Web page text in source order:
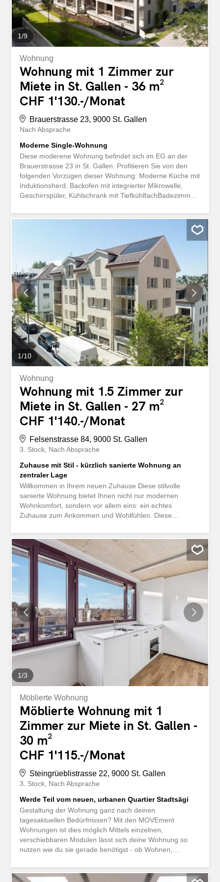
1/9
Wohnung
Wohnung mit 1 Zimmer zur
Miete in St. Gallen - 36 m²
CHF 1'130.-/Monat
Brauerstrasse 23, 9000 St. Gallen
Nach Absprache
Moderne Single-Wohnung
Diese moderene Wohnung befindet sich im EG an der
Brauerstrasse 23 in St. Gallen. Profitieren Sie von den
folgenden Vorzügen dieser Wohnung: Moderne Küche mit
Induktionsherd, Backofen mit integrierter Mikrowelle,
Geschirrspüler, Kühlschrank mit TiefkühlfachBadezimmer
OberbauschrankEigenes Kombigerät
(Waschmaschine/Tumbler) im BadezimmerHochwertiger
Parkett im Wohnzimmerpflegeleichte Platten im Bad7m2
grosser BalkonGlasfaseranschluss im
WohnzimmerKomfortlüftungRegulierung Elektronik durch
Smart-HomeDie Liegenschaft überzeugt mit folgenden
Merkmalen: Kellerbox im UntergeschossTrocknungsraum
zur gemeinschaftlichen Nutzung im
UntergeschossVeloraumModerner Paketempfang durch
PaketboxenEinstellplätze für CHF
150.-/MonatEinstellplätze mit Ladestation für E-Autos
CHF 180.-/MonatHaben wir Ihr Interesse geweckt? Dann
freut sich Stefanie Müller auf Ihre Kontaktaufnahme unter
071 388 90 95 / stefanie.mueller@ibsg.ch.
1/10
Wohnung
Wohnung mit 1.5 Zimmer zur
Miete in St. Gallen - 27 m²
CHF 1'140.-/Monat
Felsenstrasse 84, 9000 St. Gallen
3. Stock Nach Absprache
Zuhause mit Stil - kürzlich sanierte Wohnung an
zentraler Lage
Willkommen in Ihrem neuen Zuhause Diese stilvolle
sanierte Wohnung bietet Ihnen nicht nur modernen
Wohnkomfort, sondern vor allem eins: ein echtes
Zuhause zum Ankommen und Wohlfühlen. Diese
lichtdurchflutete Ausstattung, grosszügige Raumhöhen
und ein durchdachtes Wohnkonzept, das keine Wünsche
offenlässt. topmoderne Küche mit Induction-Herd,
Kühlschrank, Backofen und GeschirrspülerBadezimmer
mit Dusche, Lavabo, Toilette und Spiegelschrankeigene
Waschmaschine sowie Tumbler in der
Wohnunglichtdurchflutetes Zimmer mit wunderschönem
Parkettbodeneingebaute Garderobe für mehr
Stauraumgemütlicher Balkoneigenes KellerabteilDie
Wohnung liegt in unmittelbarer Nähe zum Stadtzentrum.
Cafés, Restaurants, Einkaufsmöglichkeiten, öffentliche
Verkehrsmittel sowie kulturelle Angebote sind in wenigen
Gehminuten erreichbar. Perfekt für Berufstätige,
Studierende oder alle, die das Leben mitten in der Stadt
geniessen möchten. Zögern Sie...
1/3
Möblierte Wohnung
Möblierte Wohnung mit 1
Zimmer zur Miete in St. Gallen -
30 m²
CHF 1'115.-/Monat
Steingrüeblistrasse 22, 9000 St. Gallen
3. Stock Nach Absprache
Werde Teil vom neuen, urbanen Quartier Stadtsägi
Gestaltung der Wohnung ganz nach deinen
tagesaktuellen Bedürfnissen? Mit den MOVEment
Wohnungen ist dies möglich Mittels einzelnen,
verschiebbaren Modulen lässt sich deine Wohnung so
nutzen wie du sie gerade benötigst - ob Wohnen,
Wohnung für flexiblen UmzugVerschiebbare Module mit
Bett (1.40m), Schrank, Arbeits-/BürobereichModerne